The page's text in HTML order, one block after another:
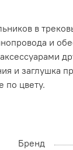
в
и
и
по цвету.
Бренд